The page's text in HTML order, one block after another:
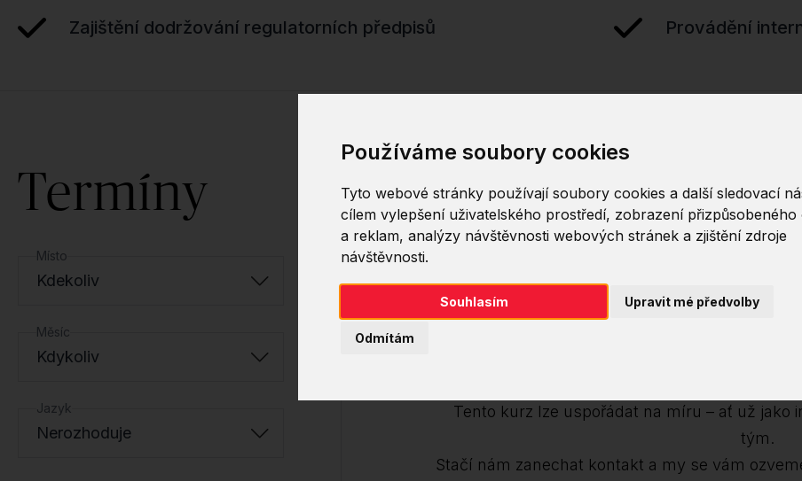
Používáme soubory cookies
Tyto webové stránky používají soubory cookies a další sledovací
cílem vylepšení uživatelského prostředí, zobrazení přizpůsobeného
a reklam, analýzy návštěvnosti webových stránek a zjištění zdroje
návštěvnosti.
Souhlasím
Odmítám
Upravit mé předvolby
Zajištění dodržování regulatorních předpisů Provádění
Termíny
Místo
Kdekoliv
Měsíc
Kdykoliv
Jazyk
Nerozhoduje
Chcete tento
Tento kurz lze uspořádat na míru – ať už jako
tým.
Stačí nám zanechat kontakt a my se vám